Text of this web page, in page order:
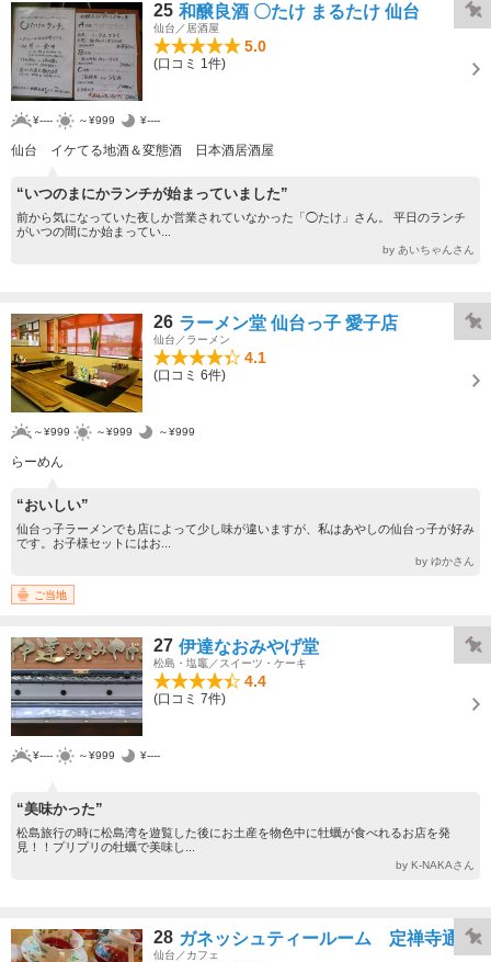
25 和醸良酒 〇たけ まるたけ 仙台
仙台／居酒屋
5.0
(口コミ 1件)
¥---- ～¥999 ¥----
仙台 イケてる地酒＆変態酒 日本酒居酒屋
“いつのまにかランチが始まっていました”
前から気になっていた夜しか営業されていなかった「◯たけ」さん。 平日のランチ
がいつの間にか始まってい...
by あいちゃんさん
26 ラーメン堂 仙台っ子 愛子店
仙台／ラーメン
4.1
(口コミ 6件)
～¥999 ～¥999 ～¥999
らーめん
“おいしい”
仙台っ子ラーメンでも店によって少し味が違いますが、私はあやしの仙台っ子が好み
です。お子様セットにはお...
by ゆかさん
ご当地
27 伊達なおみやげ堂
松島・塩竈／スイーツ・ケーキ
4.4
(口コミ 7件)
¥---- ～¥999 ¥----
“美味かった”
松島旅行の時に松島湾を遊覧した後にお土産を物色中に牡蠣が食べれるお店を発
見！！プリプリの牡蠣で美味し...
by K-NAKAさん
28 ガネッシュティールーム 定禅寺通店
仙台／カフェ